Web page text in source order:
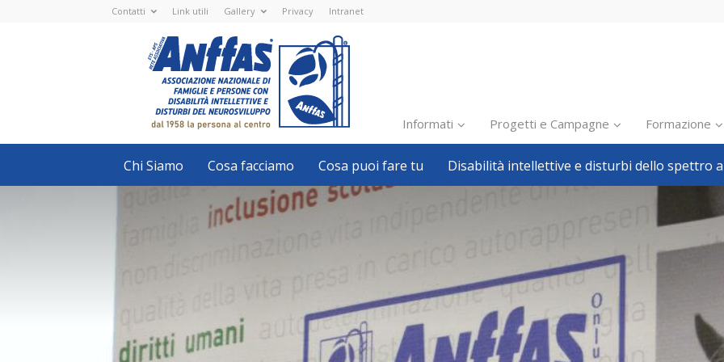
Contatti Link utili Gallery Privacy Intranet
Nazionale
ETS
-
APS
Associazione
Nazionale
di
Famiglie
e
con
disabilità
intellettive
neurosviluppo
Informati
Inclusione scolastica
Inclusione lavorativa
Politiche sociali
Pillole
Formazione
Avvisi, bandi
Welfare locale
Progetti e Campagne Formazione
Chi Siamo Cosa facciamo Cosa puoi fare tu Disabilità intellettive e disturbi dello spettro